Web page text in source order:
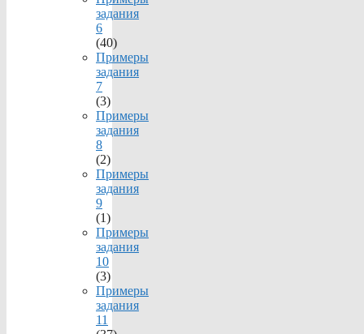
задания
6
(40)
Примеры
задания
7
(3)
Примеры
задания
8
(2)
Примеры
задания
9
(1)
Примеры
задания
10
(3)
Примеры
задания
11